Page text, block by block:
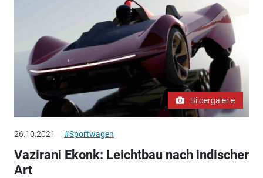
Bildergalerie
26.10.2021 #Sportwagen
Vazirani Ekonk: Leichtbau nach indischer
Art